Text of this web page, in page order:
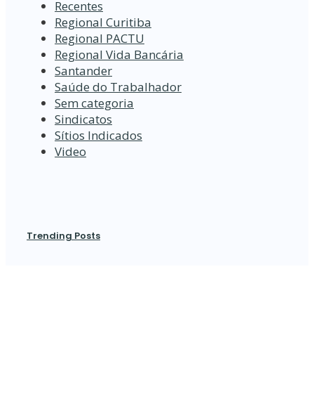
Recentes
Regional Curitiba
Regional PACTU
Regional Vida Bancária
Santander
Saúde do Trabalhador
Sem categoria
Sindicatos
Sítios Indicados
Video
Trending Posts